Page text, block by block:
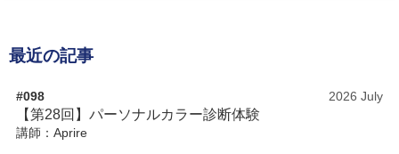
最近の記事
#098 2026 July
【第28回】パーソナルカラー診断体験
講師：Aprire